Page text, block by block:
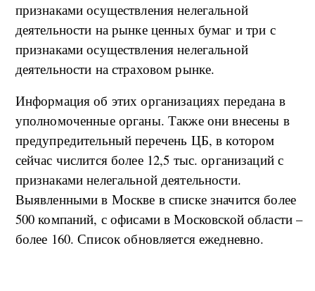
признаками осуществления нелегальной
деятельности на рынке ценных бумаг и три с
признаками осуществления нелегальной
деятельности на страховом рынке.
Информация об этих организациях передана в
уполномоченные органы. Также они внесены в
предупредительный перечень ЦБ, в котором
сейчас числится более 12,5 тыс. организаций с
признаками нелегальной деятельности.
Выявленными в Москве в списке значится более
500 компаний, с офисами в Московской области –
более 160. Список обновляется ежедневно.